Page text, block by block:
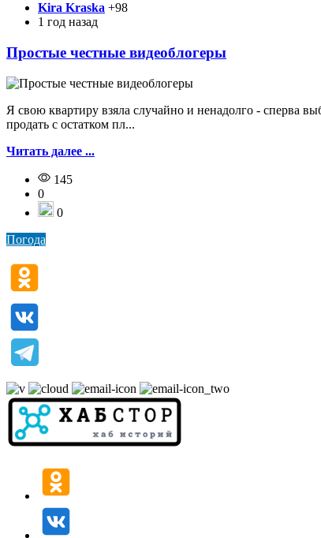
Kira Kraska +98
1 год назад
Простые честные видеоблогеры
Я свою квартиру взяла случайно и ненадолго - сперва
продать с остатком пл...
Читать далее ...
145
0
0
Погода